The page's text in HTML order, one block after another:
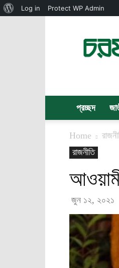
প্রচ্ছদ
Home
রাজনীতি
জুন ১২, ২০২১
About
Log in Protect WP Admin